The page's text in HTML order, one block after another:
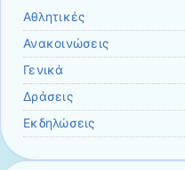
Αθλητικές
Ανακοινώσεις
Γενικά
Δράσεις
Εκδηλώσεις